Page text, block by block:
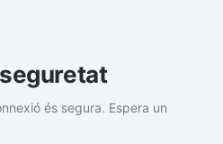
és segura. Espera un